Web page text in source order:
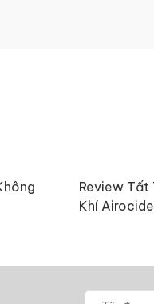
Review Tất
Khí